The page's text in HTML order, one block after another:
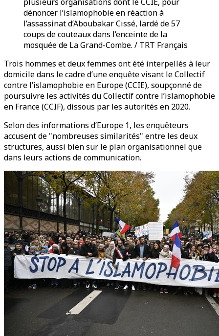
dénoncer l’islamophobie en réaction à
l’assassinat d’Aboubakar Cissé, lardé de 57
coups de couteaux dans l’enceinte de la
mosquée de La Grand-Combe. / TRT Français
Trois hommes et deux femmes ont été interpellés à leur
domicile dans le cadre d’une enquête visant le Collectif
contre l’islamophobie en Europe (CCIE), soupçonné de
poursuivre les activités du Collectif contre l’islamophobie
en France (CCIF), dissous par les autorités en 2020.
Selon des informations d’Europe 1, les enquêteurs
accusent de "nombreuses similarités" entre les deux
structures, aussi bien sur le plan organisationnel que
dans leurs actions de communication.